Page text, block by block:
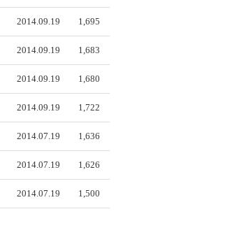
2014.09.19 1,695
2014.09.19 1,683
2014.09.19 1,680
2014.09.19 1,722
2014.07.19 1,636
2014.07.19 1,626
2014.07.19 1,500